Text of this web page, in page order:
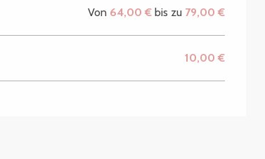
Von 64,00 € bis zu 79,00 €
10,00 €